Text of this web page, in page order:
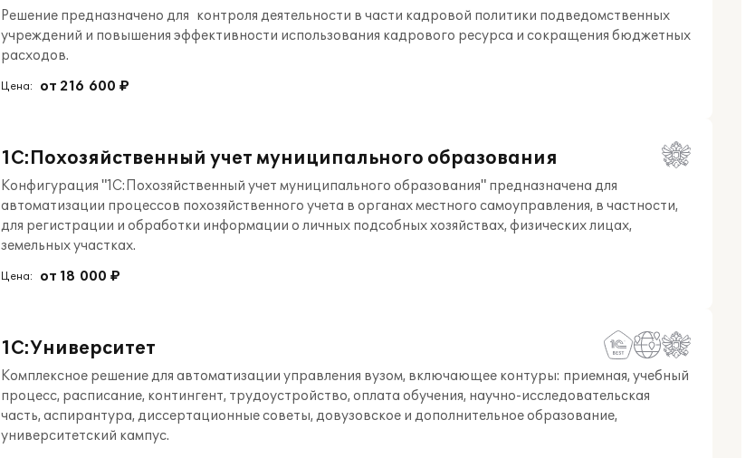
Решение предназначено для контроля деятельности в части кадровой политики подведомственных
учреждений и повышения эффективности использования кадрового ресурса и сокращения бюджетных
расходов.
Цена: от 216 600 ₽
1С:Похозяйственный учет муниципального образования
Конфигурация "1С:Похозяйственный учет муниципального образования" предназначена для
автоматизации процессов похозяйственного учета в органах местного самоуправления, в частности,
для регистрации и обработки информации о личных подсобных хозяйствах, физических лицах,
земельных участках.
Цена: от 18 000 ₽
1С:Университет
Комплексное решение для автоматизации управления вузом, включающее контуры: приемная, учебный
процесс, расписание, контингент, трудоустройство, оплата обучения, научно-исследовательская
часть, аспирантура, диссертационные советы, довузовское и дополнительное образование,
университетский кампус.